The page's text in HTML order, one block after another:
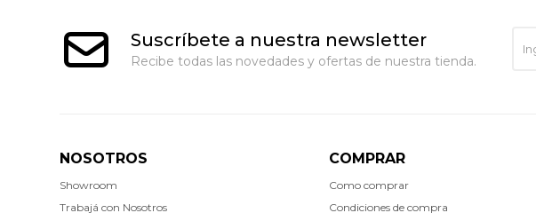
Suscríbete a nuestra newsletter
Recibe todas las novedades y ofertas de nuestra tienda.
NOSOTROS
Showroom
Trabajá con Nosotros
COMPRAR
Como comprar
Condiciones de compra